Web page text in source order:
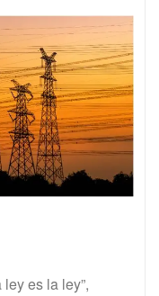
es la ley”,